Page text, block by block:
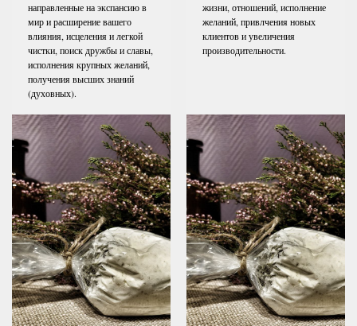
направленные на экспансию в
мир и расширение вашего
влияния, исцеления и легкой
чистки, поиск дружбы и славы,
исполнения крупных желаний,
получения высших знаний
(духовных).
жизни, отношений, исполнение
желаний, привлчения новых
клиентов и увеличения
производительности.